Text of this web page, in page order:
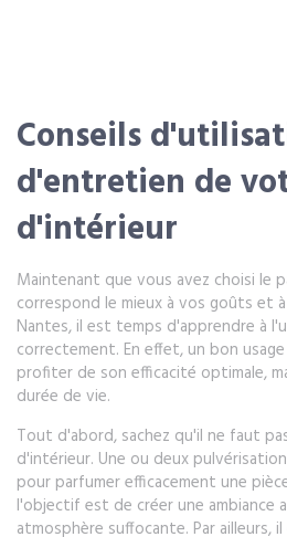
Conseils
d'entretien de
d'intérieur
Maintenant que vous avez choisi le
correspond le mieux à vos goûts et
Nantes, il est temps d'apprendre à
correctement. En effet, un bon
profiter de son efficacité optimale,
durée de vie.
Tout d'abord, sachez qu'il ne faut
d'intérieur. Une ou deux
pour parfumer efficacement une
l'objectif est de créer une ambiance
atmosphère suffocante. Par ailleurs,